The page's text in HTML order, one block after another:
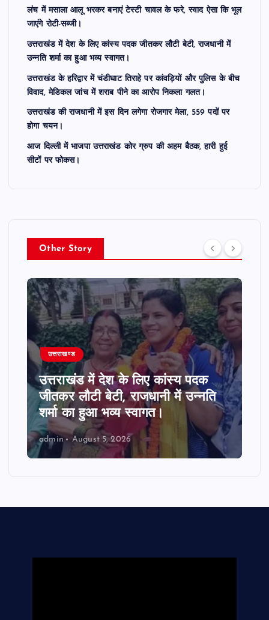
लंच में मसाला आलू भरकर बनाएं टेस्टी चावल के फरे, स्वाद ऐसा कि भूल
जाएंगे रोटी-सब्जी।
उत्तराखंड में देश के लिए कांस्य पदक जीतकर लौटी बेटी, राजधानी में
उन्नति शर्मा का हुआ भव्य स्वागत।
उत्तराखंड के हरिद्वार में चंडीघाट तिराहे पर कांवड़ियों और पुलिस के बीच
विवाद, मेडिकल जांच में शराब पीने का आरोप निकला गलत।
उत्तराखंड की राजधानी में इस दिन लगेगा रोजगार मेला, 559 पदों पर
होगा चयन।
आज दिल्ली में भाजपा उत्तराखंड कोर ग्रुप की अहम बैठक, हारी हुई
सीटों पर फोकस।
Other Story
उत्तराखण्ड
उत्तराखंड में देश के लिए कांस्य पदक
जीतकर लौटी बेटी, राजधानी में उन्नति
शर्मा का हुआ भव्य स्वागत।
admin August 5, 2026